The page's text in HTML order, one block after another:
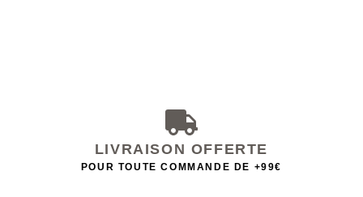
LIVRAISON OFFERTE
POUR TOUTE COMMANDE DE +99€